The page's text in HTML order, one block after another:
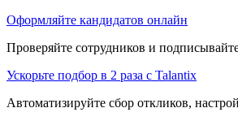
Оформляйте кандидатов онлайн
Проверяйте сотрудников и
Ускорьте подбор в 2 раза с Talantix
Автоматизируйте сбор откликов,